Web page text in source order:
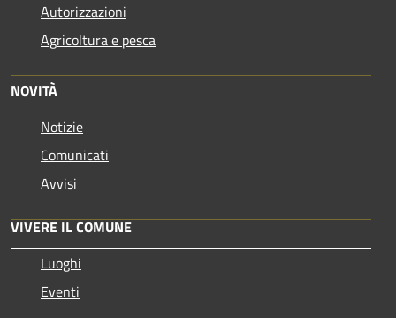
Autorizzazioni
Agricoltura e pesca
NOVITÀ
Notizie
Comunicati
Avvisi
VIVERE IL COMUNE
Luoghi
Eventi